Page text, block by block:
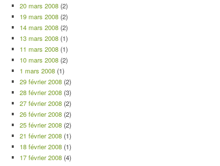
20 mars 2008 (2)
19 mars 2008 (2)
14 mars 2008 (2)
13 mars 2008 (1)
11 mars 2008 (1)
10 mars 2008 (2)
1 mars 2008 (1)
29 février 2008 (2)
28 février 2008 (3)
27 février 2008 (2)
26 février 2008 (2)
25 février 2008 (2)
21 février 2008 (1)
18 février 2008 (1)
17 février 2008 (4)